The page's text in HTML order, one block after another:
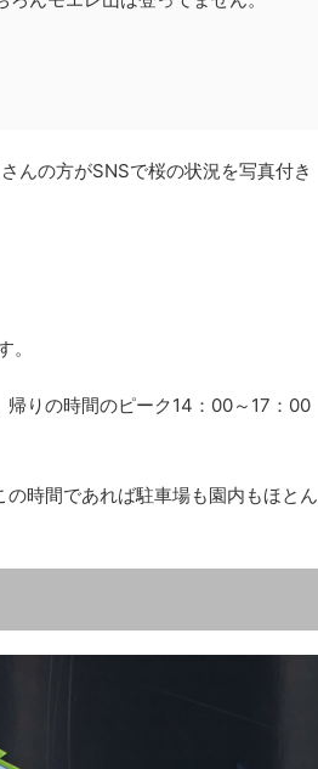
んの方がSNSで桜の状況を写真付き
りの時間のピーク14：00～17：00
時間であれば駐車場も園内もほとん